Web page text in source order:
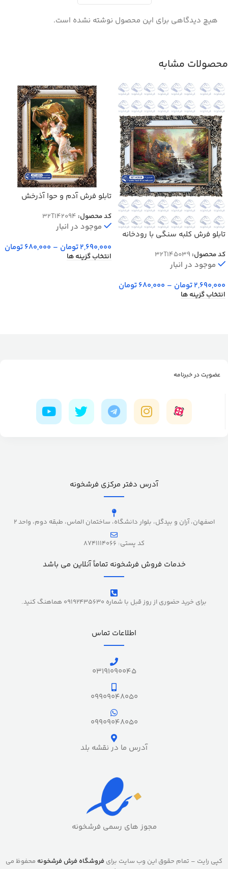
هیچ دیدگاهی برای این محصول نوشته نشده است.
محصولات مشابه
تابلو فرش کلبه سنگی با رودخانه
کد محصول: 32T145039
موجود در انبار
2,690,000تومان –
680,000تومان
انتخاب گزینه ها
تابلو فرش آدم و حوا آذرخش
کد محصول: 32T142094
موجود در انبار
2,690,000تومان –
680,000تومان
انتخاب گزینه ها
عضویت در خبرنامه
آدرس دفتر مرکزی فرشخونه
اصفهان، آران و بیدگل، بلوار دانشگاه، ساختمان الماس، طبقه دوم، واحد 2
کد پستی: 8741114066
خدمات فروش فرشخونه تماماً آنلاین می باشد
برای خرید حضوری از روز قبل با شماره 09192435630 هماهنگ کنید.
اطلاعات تماس
03191090045
09909048050
09909048050
آدرس ما در نقشه بلد
مجوز های رسمی فرشخونه
کپی رایت – تمام حقوق این وب سایت برای فروشگاه فرش فرشخونه محفوظ می